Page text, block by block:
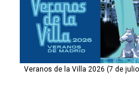
Veranos de la Villa 2026 (7 de